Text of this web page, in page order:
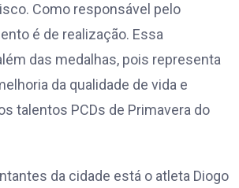
Como responsável pelo
é de realização. Essa
das medalhas, pois representa
da qualidade de vida e
talentos PCDs de Primavera do
da cidade está o atleta Diogo